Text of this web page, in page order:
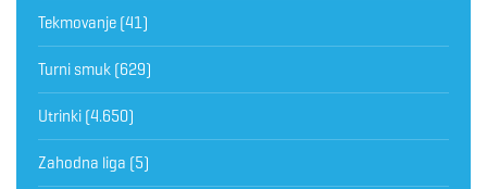
Tekmovanje (41)
Turni smuk (629)
Utrinki (4.650)
Zahodna liga (5)